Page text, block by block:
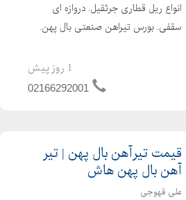
انواع ریل قطاری جرثقیل. دروازه ای
سقفی. بورس تیراهن صنعتی بال پهن.
تلفن همراه : 09122153888 تلفن ثابت :
02166292001 نام و نام خانوادگی علی
1 روز پیش
02166292001
قیمت تیرآهن بال پهن | تیر
آهن بال پهن هاش
علی قهوجی